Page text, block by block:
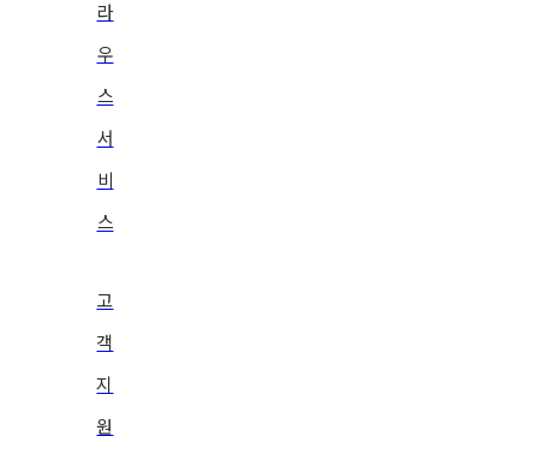
라
우
스
서
비
스
고
객
지
원